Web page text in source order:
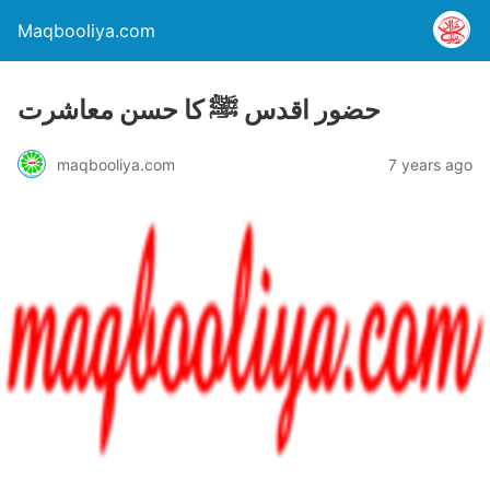
Maqbooliya.com
حضور اقدس ﷺ کا حسن معاشرت
maqbooliya.com 7 years ago